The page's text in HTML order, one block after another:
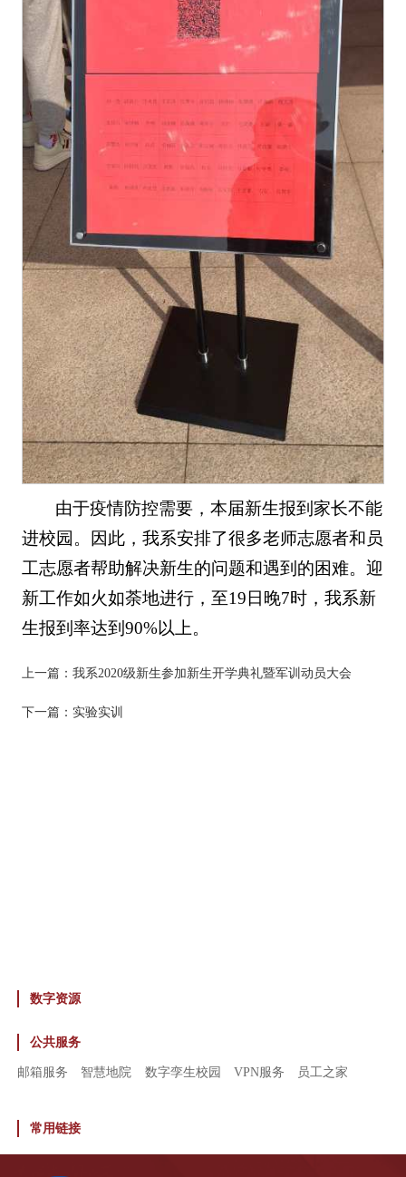
由于疫情防控需要，本届新生报到家长不能
进校园。因此，我系安排了很多老师志愿者和员
工志愿者帮助解决新生的问题和遇到的困难。迎
新工作如火如荼地进行，至19日晚7时，我系新
生报到率达到90%以上。
上一篇： 我系2020级新生参加新生开学典礼暨军训动员大会
下一篇： 实验实训
数字资源
公共服务
邮箱服务 智慧地院 数字孪生校园 VPN服务 员工之家
常用链接